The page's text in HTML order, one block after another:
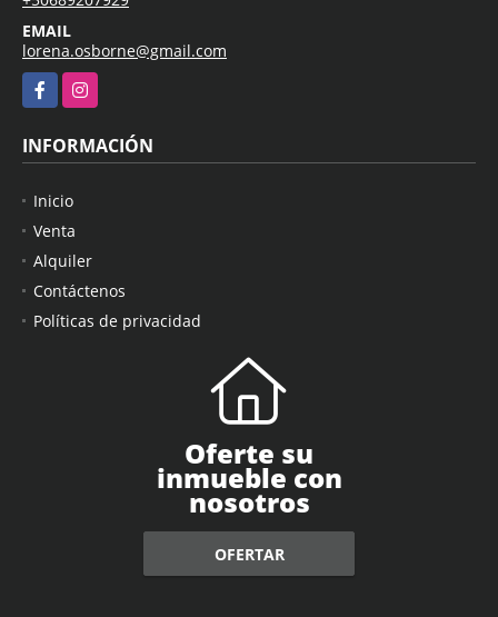
EMAIL
lorena.osborne@gmail.com
FacebookInstagram
INFORMACIÓN
Inicio
Venta
Alquiler
Contáctenos
Políticas de privacidad
Oferte su
inmueble con
nosotros
OFERTAR